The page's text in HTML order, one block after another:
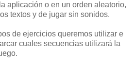
aplicación o en un orden aleatorio,
textos y de jugar sin sonidos.
de ejercicios queremos utilizar e
cuales secuencias utilizará la